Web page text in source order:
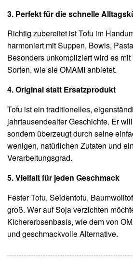
3. Perfekt für die schnelle
Richtig zubereitet ist Tofu im
harmoniert mit Suppen, Bowls,
Besonders unkompliziert wird es
Sorten, wie sie OMAMI anbietet.
4. Original statt Ersatzprodukt
Tofu ist ein traditionelles,
jahrtausendealter Geschichte. Er
sondern überzeugt durch seine
wenigen, natürlichen Zutaten und
Verarbeitungsgrad.
5. Vielfalt für jeden Geschmack
Fester Tofu, Seidentofu,
groß. Wer auf Soja verzichten
Kichererbsenbasis, wie dem von
und geschmackvolle Alternative.